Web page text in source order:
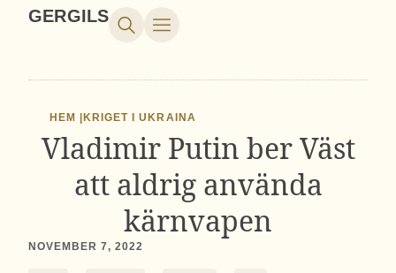
GERGILS
HEM | KRIGET I UKRAINA
Vladimir Putin ber Väst
att aldrig använda
kärnvapen
NOVEMBER 7, 2022